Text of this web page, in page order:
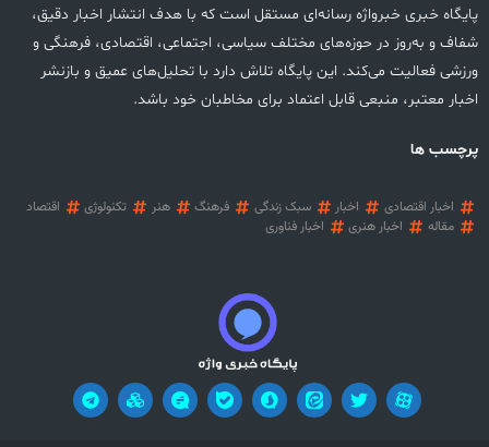
پایگاه خبری خبرواژه رسانه‌ای مستقل است که با هدف انتشار اخبار دقیق،
شفاف و به‌روز در حوزه‌های مختلف سیاسی، اجتماعی، اقتصادی، فرهنگی و
ورزشی فعالیت می‌کند. این پایگاه تلاش دارد با تحلیل‌های عمیق و بازنشر
اخبار معتبر، منبعی قابل اعتماد برای مخاطبان خود باشد.
پرچسب ها
اخبار اقتصادی اخبار سبک زندگی فرهنگ هنر تکنولوژی
اقتصاد
مقاله
اخبار هنری اخبار فناوری